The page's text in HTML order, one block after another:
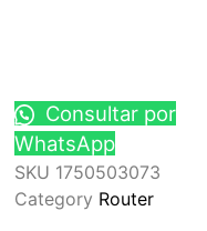
Consultar por
WhatsApp
SKU 1750503073
Category Router